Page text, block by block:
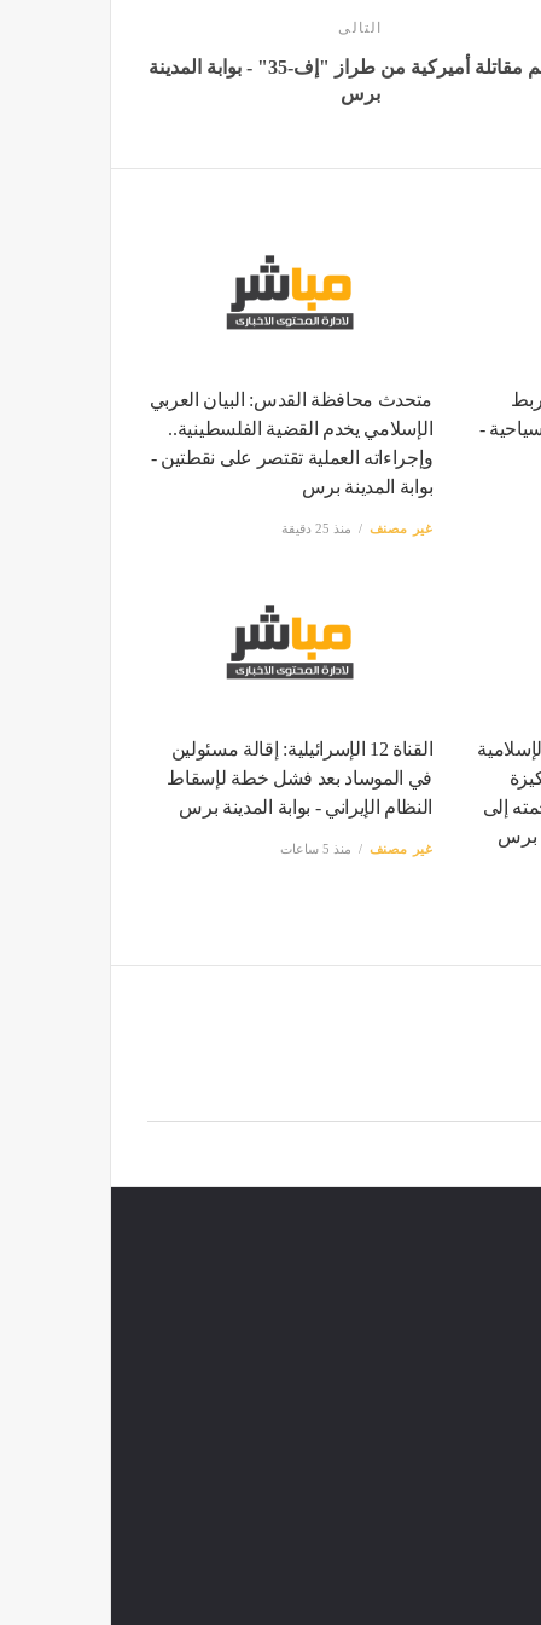
التالى
تحطم مقاتلة أميركية من طراز "إف-35" - بوابة المدينة
برس
-
متحدث محافظة القدس: البيان العربي
الإسلامي يخدم القضية الفلسطينية..
وإجراءاته العملية تقتصر على نقطتين -
بوابة المدينة برس
غير مصنف منذ 25 دقيقة
إلى
برس
القناة 12 الإسرائيلية: إقالة مسئولين
في الموساد بعد فشل خطة لإسقاط
النظام الإيراني - بوابة المدينة برس
غير مصنف منذ 5 ساعات